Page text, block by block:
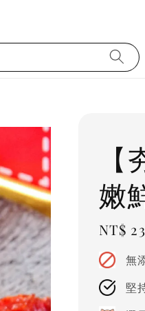
嫩
price
NT$
無
堅